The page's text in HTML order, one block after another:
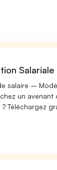
Salariale
salaire –
un avenant
? Téléchargez